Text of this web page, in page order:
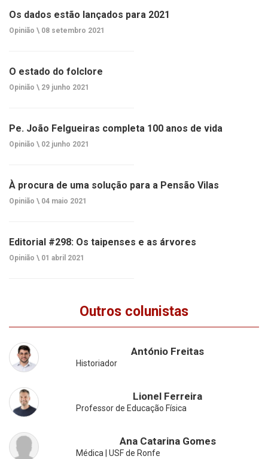
Os dados estão lançados para 2021
Opinião \ 08 setembro 2021
O estado do folclore
Opinião \ 29 junho 2021
Pe. João Felgueiras completa 100 anos de vida
Opinião \ 02 junho 2021
À procura de uma solução para a Pensão Vilas
Opinião \ 04 maio 2021
Editorial #298: Os taipenses e as árvores
Opinião \ 01 abril 2021
Outros colunistas
António Freitas
Historiador
Lionel Ferreira
Professor de Educação Física
Ana Catarina Gomes
Médica | USF de Ronfe